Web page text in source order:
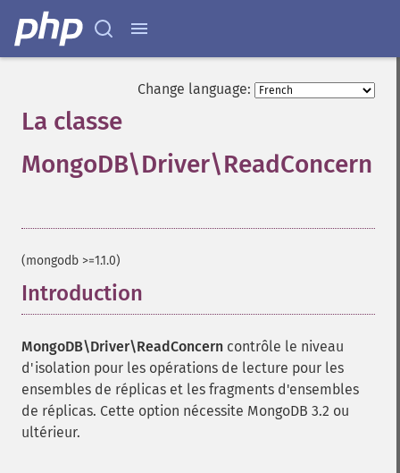
Change language:
La classe
MongoDB\Driver\ReadConcern
(mongodb >=1.1.0)
Introduction
MongoDB\Driver\ReadConcern contrôle le niveau
d'isolation pour les opérations de lecture pour les
ensembles de réplicas et les fragments d'ensembles
de réplicas. Cette option nécessite MongoDB 3.2 ou
ultérieur.